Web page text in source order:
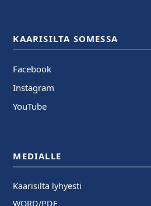
KAARISILTA SOMESSA
Facebook
Instagram
YouTube
MEDIALLE
Kaarisilta lyhyesti
WORD/PDF